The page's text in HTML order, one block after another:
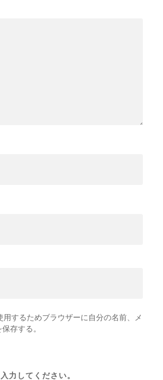
用するためブラウザーに自分の名前、メ
存する。
力してください。